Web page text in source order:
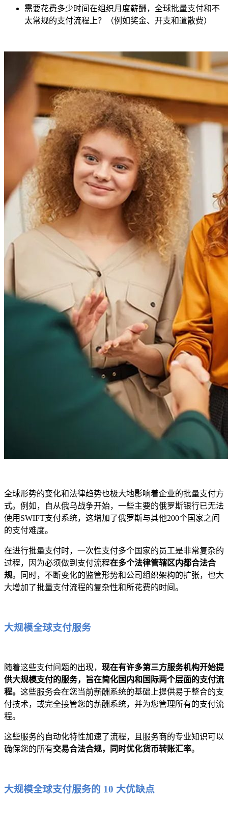
需要花费多少时间在组织月度薪酬，全球批量支付和不
太常规的支付流程上？（例如奖金、开支和遣散费）
全球形势的变化和法律趋势也极大地影响着企业的批量支付方
式。例如，自从俄乌战争开始，一些主要的俄罗斯银行已无法
使用SWIFT支付系统，这增加了俄罗斯与其他200个国家之间
的支付难度。
在进行批量支付时，一次性支付多个国家的员工是非常复杂的
过程，因为必须做到支付流程在多个法律管辖区内都合法合
规。同时，不断变化的监管形势和公司组织架构的扩张，也大
大增加了批量支付流程的复杂性和所花费的时间。
大规模全球支付服务
随着这些支付问题的出现， 现在有许多第三方服务机构开始提
供大规模支付的服务，旨在简化国内和国际两个层面的支付流
程。 这些服务会在您当前薪酬系统的基础上提供易于整合的支
付技术，或完全接管您的薪酬系统，并为您管理所有的支付流
程。
这些服务的自动化特性加速了流程，且服务商的专业知识可以
确保您的所有交易合法合规，同时优化货币转账汇率。
大规模全球支付服务的 10 大优缺点